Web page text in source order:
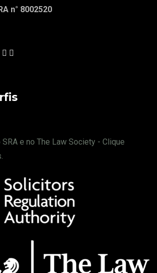
n° 8002520
e no The Law Society - Clique